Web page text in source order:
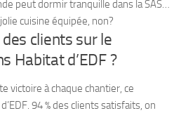
peut dormir tranquille dans la SAS…
cuisine équipée, non?
clients sur le
Habitat d’EDF ?
victoire à chaque chantier, ce
94 % des clients satisfaits, on